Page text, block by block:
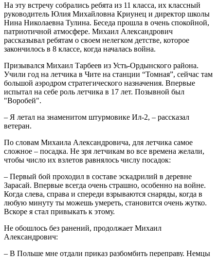
На эту встречу собрались ребята из 11 класса, их классный
руководитель Юлия Михайловна Криунец и директор школы
Нина Николаевна Тулина. Беседа прошла в очень спокойной,
патриотичной атмосфере. Михаил Александрович
рассказывал ребятам о своем нелегком детстве, которое
закончилось в 8 классе, когда началась война.
Призывался Михаил Тарбеев из Усть-Ордынского района.
Учили год на летчика в Чите на станции “Томная”, сейчас там
большой аэродром стратегического назначения. Впервые
испытал на себе роль летчика в 17 лет. Позывной был
"Воробей".
– Я летал на знаменитом штурмовике Ил-2, – рассказал
ветеран.
По словам Михаила Александровича, для летчика самое
сложное – посадка. Не зря летчикам во все времена желали,
чтобы число их взлетов равнялось числу посадок:
– Первый бой проходил в составе эскадрилий в деревне
Зарасай. Впервые всегда очень страшно, особенно на войне.
Когда слева, справа и спереди взрываются снаряды, когда в
любую минуту ты можешь умереть, становится очень жутко.
Вскоре я стал привыкать к этому.
Не обошлось без ранений, продолжает Михаил
Александрович:
– В Польше мне отдали приказ разбомбить переправу. Немцы